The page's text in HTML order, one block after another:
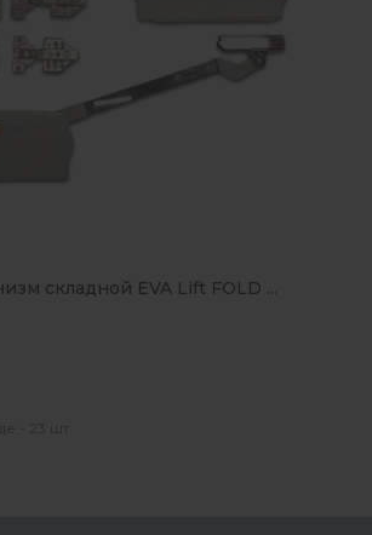
складной EVA Lift FOLD ...
- 23 шт